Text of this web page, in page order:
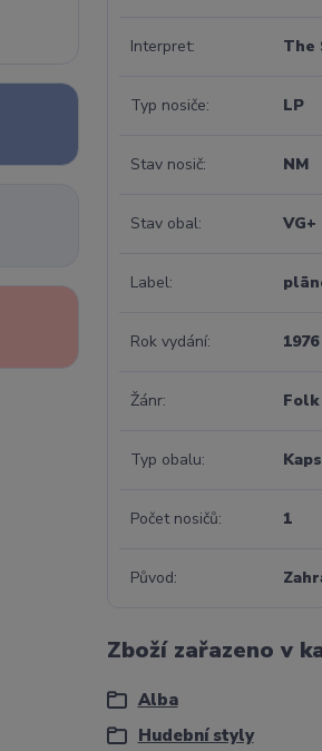
Interpret The
Typ nosiče LP
Stav nosič NM
Stav obal VG+
Label
Rok vydání 1976
Žánr Folk
Typ obalu
Počet nosičů 1
Původ
Zboží zařazeno v
Alba
Hudební styly